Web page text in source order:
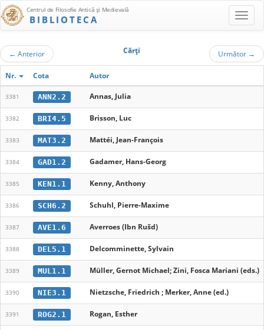
Centrul de Filosofie Antică şi Medievală
BIBLIOTECA
← Anterior Cărţi Următor →
Nr. Cota Autor
3381 ANN2.2 Annas, Julia
3382 BRI4.5 Brisson, Luc
3383 MAT3.2 Mattéi, Jean-François
3384 GAD1.2 Gadamer, Hans-Georg
3385 KEN1.1 Kenny, Anthony
3386 SCH6.2 Schuhl, Pierre-Maxime
3387 AVE1.6 Averroes (Ibn Rušd)
3388 DEL5.1 Delcomminette, Sylvain
3389 MUL1.1 Müller, Gernot Michael; Zini, Fosca Mariani (eds.)
3390 NIE3.1 Nietzsche, Friedrich ; Merker, Anne (ed.)
3391 ROG2.1 Rogan, Esther